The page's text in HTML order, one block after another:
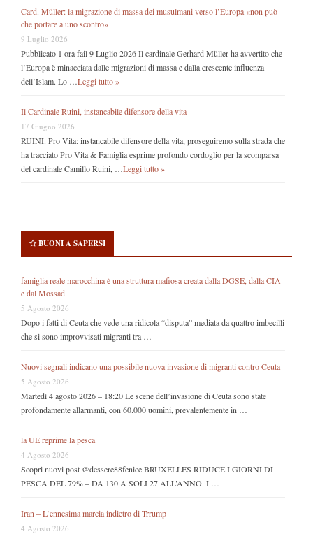
Card. Müller: la migrazione di massa dei musulmani verso l’Europa «non può
che portare a uno scontro»
9 Luglio 2026
Pubblicato 1 ora fail 9 Luglio 2026 Il cardinale Gerhard Müller ha avvertito che
l’Europa è minacciata dalle migrazioni di massa e dalla crescente influenza
dell’Islam. Lo … Leggi tutto »
Il Cardinale Ruini, instancabile difensore della vita
17 Giugno 2026
RUINI. Pro Vita: instancabile difensore della vita, proseguiremo sulla strada che
ha tracciato Pro Vita & Famiglia esprime profondo cordoglio per la scomparsa
del cardinale Camillo Ruini, … Leggi tutto »
BUONI A SAPERSI
famiglia reale marocchina è una struttura mafiosa creata dalla DGSE, dalla CIA
e dal Mossad
5 Agosto 2026
Dopo i fatti di Ceuta che vede una ridicola “disputa” mediata da quattro imbecilli
che si sono improvvisati migranti tra …
Nuovi segnali indicano una possibile nuova invasione di migranti contro Ceuta
5 Agosto 2026
Martedì 4 agosto 2026 – 18:20 Le scene dell’invasione di Ceuta sono state
profondamente allarmanti, con 60.000 uomini, prevalentemente in …
la UE reprime la pesca
4 Agosto 2026
Scopri nuovi post @dessere88fenice BRUXELLES RIDUCE I GIORNI DI
PESCA DEL 79% – DA 130 A SOLI 27 ALL’ANNO. I …
Iran – L’ennesima marcia indietro di Trrump
4 Agosto 2026